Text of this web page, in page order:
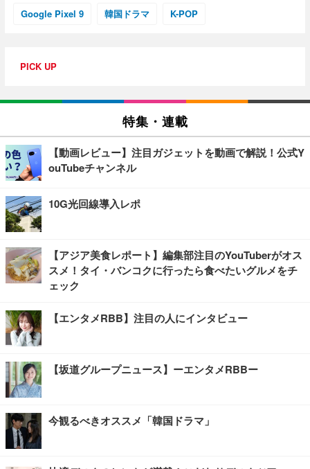
Google Pixel 9 韓国ドラマ K-POP
PICK UP
特集・連載
【動画レビュー】注目ガジェットを動画で解説！公式Y
ouTubeチャンネル
10G光回線導入レポ
【アジア美食レポート】編集部注目のYouTuberがオス
スメ！タイ・バンコクに行ったら食べたいグルメをチ
ェック
【エンタメRBB】注目の人にインタビュー
【坂道グループニュース】ーエンタメRBBー
今観るべきオススメ「韓国ドラマ」